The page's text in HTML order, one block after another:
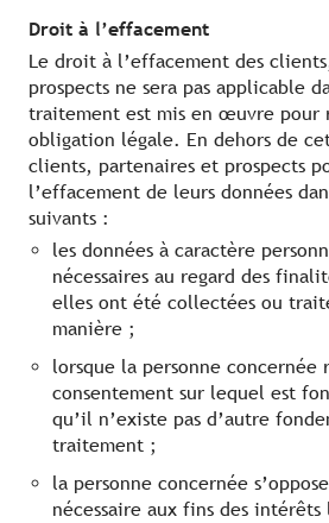
Droit à l’effacement
Le droit à l’effacement des
prospects ne sera pas applicable
traitement est mis en œuvre pour
obligation légale. En dehors de
clients, partenaires et prospects
l’effacement de leurs données
suivants :
les données à caractère
nécessaires au regard des
elles ont été collectées ou
manière ;
lorsque la personne concernée
consentement sur lequel est
qu’il n’existe pas d’autre
traitement ;
la personne concernée
nécessaire aux fins des